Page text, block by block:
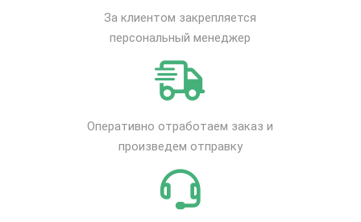
За клиентом закрепляется
персональный менеджер
Оперативно отработаем заказ и
произведем отправку